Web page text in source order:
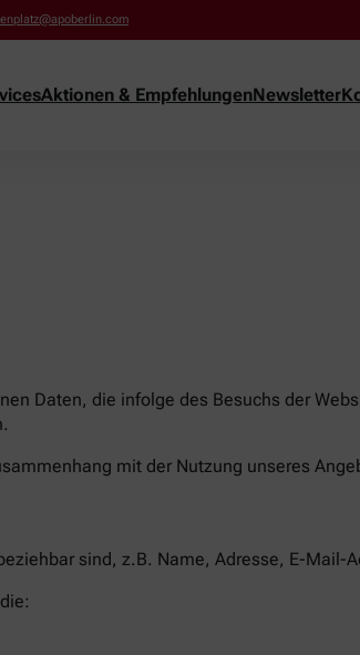
Aktionen & EmpfehlungenNewsletter
Daten, die infolge des Besuchs der
mit der Nutzung unseres
sind, z.B. Name, Adresse, E-Mail-